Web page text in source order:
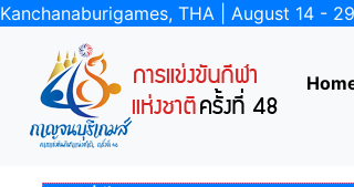
Kanchanaburigames, THA | August 14 -